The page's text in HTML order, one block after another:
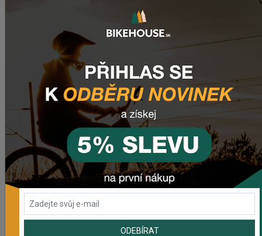
NAPOSLEDY PŘIDANÉ PRODUKTY
Sedlo CHROMAG LIMBER
2 420,18 Kč
Zimušné Rukavice CHROMAG SIGNAL
1 104,44 Kč
Sedlo CHROMAG TRAILMASTER DT V2
2 223,62 Kč
Rebuild kit pedálov CHROMAG SYNTH
ODEBÍRAT